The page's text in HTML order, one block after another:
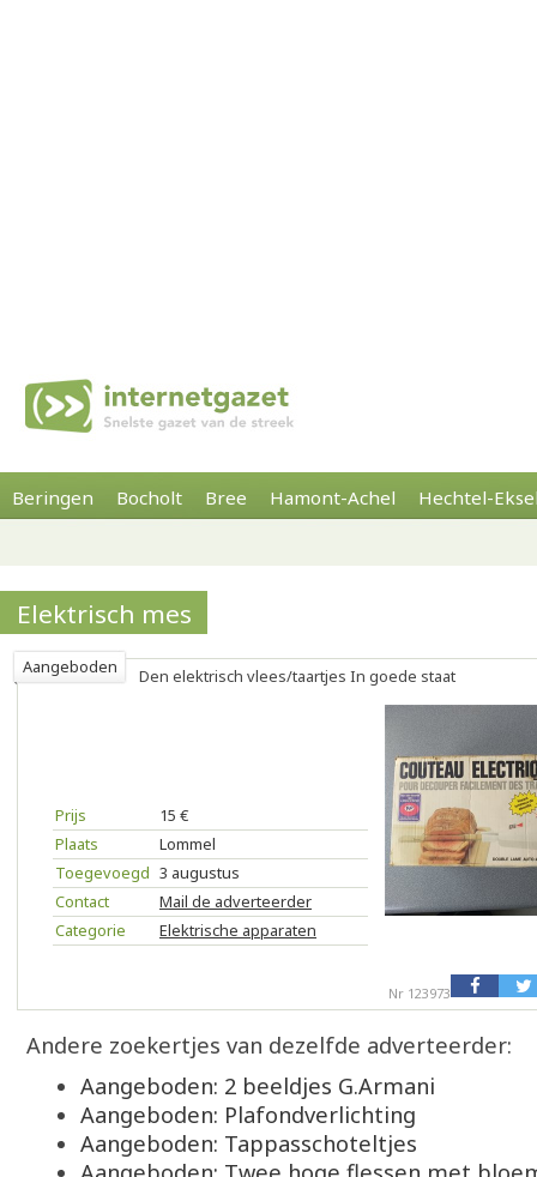
Beringen Bocholt Bree Hamont-Achel Hechtel-
Elektrisch mes
Aangeboden Den elektrisch vlees/taartjes In goede staat
Prijs
15 €
Plaats
Lommel
Toegevoegd 3 augustus
Contact
Mail de adverteerder
Categorie
Elektrische apparaten
Nr 123973
Andere zoekertjes van dezelfde adverteerder:
Aangeboden: 2 beeldjes G.Armani
Aangeboden: Plafondverlichting
Aangeboden: Tappasschoteltjes